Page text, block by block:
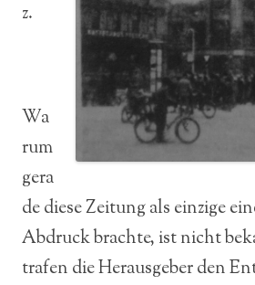
z.
Wa
rum
gera
de diese Zeitung als einzige
Abdruck brachte, ist nicht
trafen die Herausgeber den